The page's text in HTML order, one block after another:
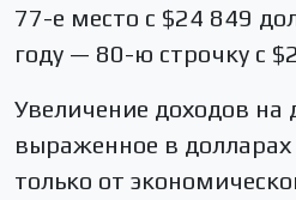
77-е место с $24 849
году — 80-ю строчку с
Увеличение доходов на
выраженное в
только от